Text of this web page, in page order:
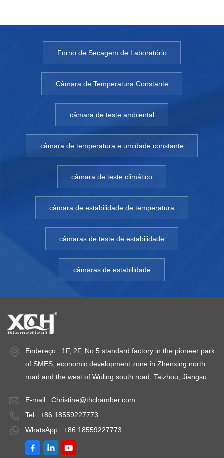
Forno de Secagem de Laboratório
Câmara de Temperatura Constante
câmara de teste ambiental
câmara de temperatura e umidade constante
câmara de teste climático
câmara de estabilidade de temperatura
câmaras de teste de estabilidade
câmaras de estabilidade
Endereço : 1F, 2F, No.5 standard factory in the pioneer park
of SMES, economic development zone in Zhenxing north
road and the west of Wuling south road, Taizhou, Jiangsu.
E-mail : Christine@thchamber.com
Tel : +86 18559227773
WhatsApp : +86 18559227773